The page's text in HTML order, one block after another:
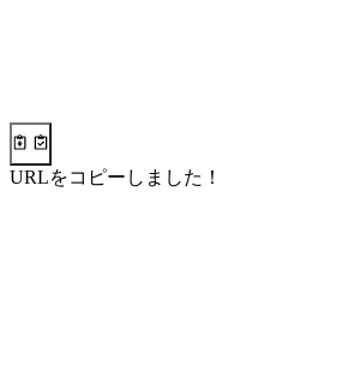
URLをコピーしました！